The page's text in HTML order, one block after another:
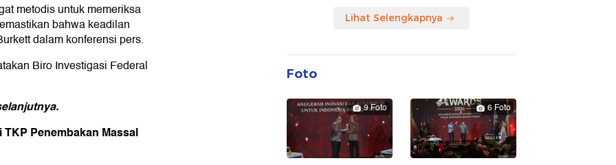
metodis untuk memeriksa
bahwa keadilan
dalam konferensi pers.
Biro Investigasi Federal
Penembakan Massal
Lihat Selengkapnya
Foto
9 Foto 6 Foto